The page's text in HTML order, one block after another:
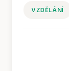
VZDĚLÁNÍ